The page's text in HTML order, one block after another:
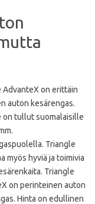
AdvanteX on erittäin
auton kesärengas.
on tullut suomalaisille
Triangle
myös hyviä ja toimivia
Triangle
on perinteinen auton
Hinta on edullinen